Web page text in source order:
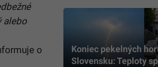
alebo
o
Koniec pekelných
Slovensku: Teploty